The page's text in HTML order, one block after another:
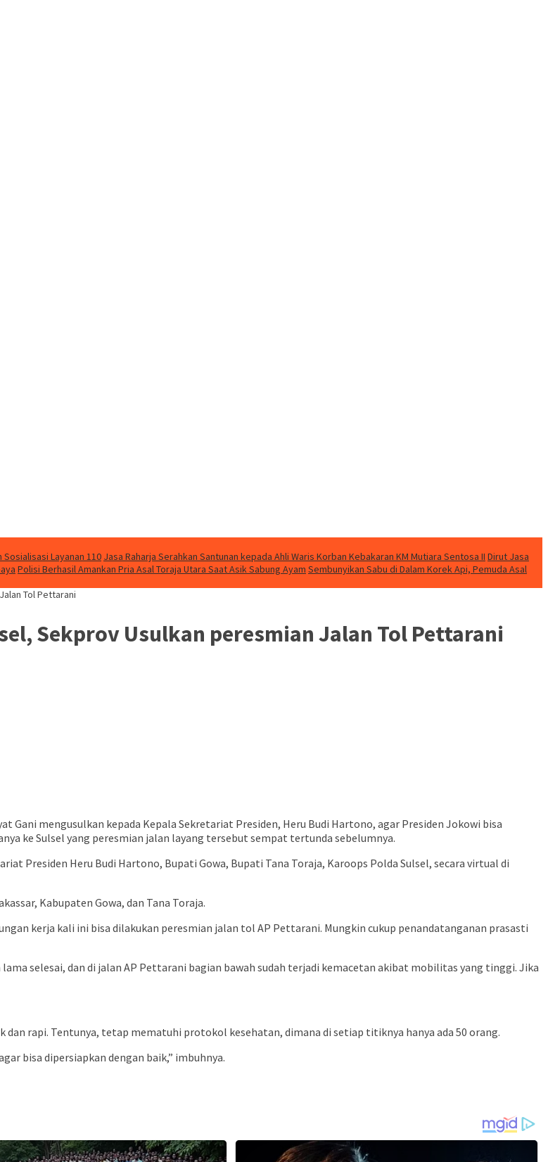
Layanan 110 Jasa Raharja Serahkan Santunan kepada Ahli Waris Korban Kebakaran KM Mutiara Sentosa II Dirut Jasa
Polisi Berhasil Amankan Pria Asal Toraja Utara Saat Asik Sabung Ayam Sembunyikan Sabu di Dalam Korek Api, Pemuda Asal
Tol Pettarani
Sekprov Usulkan peresmian Jalan Tol Pettarani
Gani mengusulkan kepada Kepala Sekretariat Presiden, Heru Budi Hartono, agar Presiden Jokowi bisa
ke Sulsel yang peresmian jalan layang tersebut sempat tertunda sebelumnya.
Presiden Heru Budi Hartono, Bupati Gowa, Bupati Tana Toraja, Karoops Polda Sulsel, secara virtual di
Kabupaten Gowa, dan Tana Toraja.
kerja kali ini bisa dilakukan peresmian jalan tol AP Pettarani. Mungkin cukup penandatanganan prasasti
selesai, dan di jalan AP Pettarani bagian bawah sudah terjadi kemacetan akibat mobilitas yang tinggi. Jika
rapi. Tentunya, tetap mematuhi protokol kesehatan, dimana di setiap titiknya hanya ada 50 orang.
bisa dipersiapkan dengan baik,” imbuhnya.